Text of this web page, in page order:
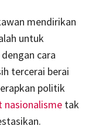
mendirikan
untuk
cara
tercerai berai
politik
nasionalisme tak